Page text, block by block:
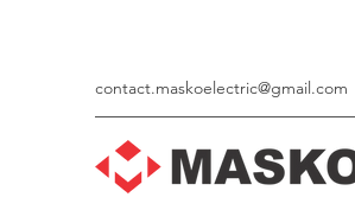
contact.maskoelectric@gmail.com